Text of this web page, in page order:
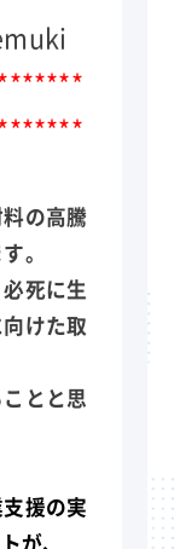
の高騰
。
死に生
けた取
とと思
援の実
が、